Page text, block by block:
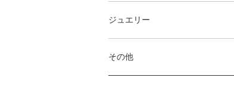
ジュエリー
その他